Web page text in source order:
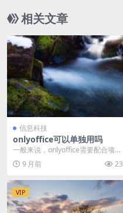
相关文章
信息科技
onlyoffice可以单独用吗
一般来说，onlyoffice需要配合项目
使用，比如 主流的PHP...
9 月前 23
VIP